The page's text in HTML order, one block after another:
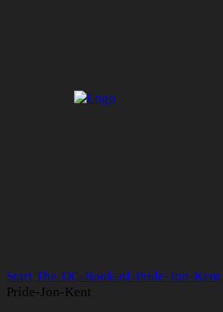
Start The-DC-Book-of-Pride-Jon-Kent
Pride-Jon-Kent